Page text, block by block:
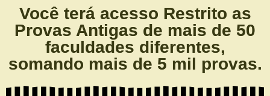
Você terá acesso Restrito as
Provas Antigas de mais de 50
faculdades diferentes,
somando mais de 5 mil provas.